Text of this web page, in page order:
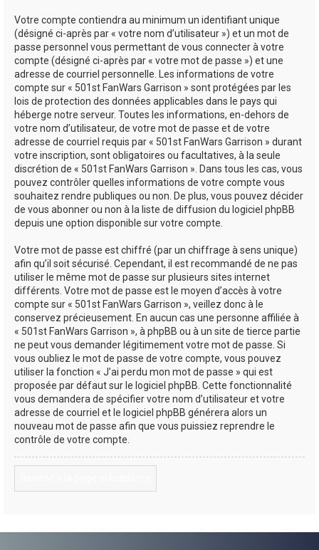
Votre compte contiendra au minimum un identifiant unique
(désigné ci-après par « votre nom d’utilisateur ») et un mot de
passe personnel vous permettant de vous connecter à votre
compte (désigné ci-après par « votre mot de passe ») et une
adresse de courriel personnelle. Les informations de votre
compte sur « 501st FanWars Garrison » sont protégées par les
lois de protection des données applicables dans le pays qui
héberge notre serveur. Toutes les informations, en-dehors de
votre nom d’utilisateur, de votre mot de passe et de votre
adresse de courriel requis par « 501st FanWars Garrison » durant
votre inscription, sont obligatoires ou facultatives, à la seule
discrétion de « 501st FanWars Garrison ». Dans tous les cas, vous
pouvez contrôler quelles informations de votre compte vous
souhaitez rendre publiques ou non. De plus, vous pouvez décider
de vous abonner ou non à la liste de diffusion du logiciel phpBB
depuis une option disponible sur votre compte.
Votre mot de passe est chiffré (par un chiffrage à sens unique)
afin qu’il soit sécurisé. Cependant, il est recommandé de ne pas
utiliser le même mot de passe sur plusieurs sites internet
différents. Votre mot de passe est le moyen d’accès à votre
compte sur « 501st FanWars Garrison », veillez donc à le
conservez précieusement. En aucun cas une personne affiliée à
« 501st FanWars Garrison », à phpBB ou à un site de tierce partie
ne peut vous demander légitimement votre mot de passe. Si
vous oubliez le mot de passe de votre compte, vous pouvez
utiliser la fonction « J’ai perdu mon mot de passe » qui est
proposée par défaut sur le logiciel phpBB. Cette fonctionnalité
vous demandera de spécifier votre nom d’utilisateur et votre
adresse de courriel et le logiciel phpBB générera alors un
nouveau mot de passe afin que vous puissiez reprendre le
contrôle de votre compte.